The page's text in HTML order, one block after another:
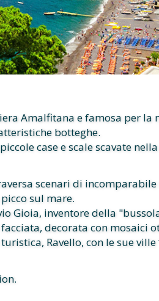
Amalfitana e famosa per la
botteghe.
case e scale scavate
scenari di incomparabile
sul mare.
Gioia, inventore della
decorata con mosaici
Ravello, con le sue ville